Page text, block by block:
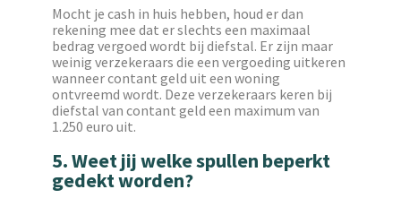
Mocht je cash in huis hebben, houd er dan
rekening mee dat er slechts een maximaal
bedrag vergoed wordt bij diefstal. Er zijn maar
weinig verzekeraars die een vergoeding uitkeren
wanneer contant geld uit een woning
ontvreemd wordt. Deze verzekeraars keren bij
diefstal van contant geld een maximum van
1.250 euro uit.
5. Weet jij welke spullen beperkt
gedekt worden?